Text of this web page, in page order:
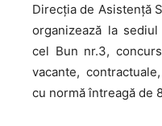
Direcția de Asistență
organizează la
cel Bun nr.3,
vacante,
cu normă întreagă de